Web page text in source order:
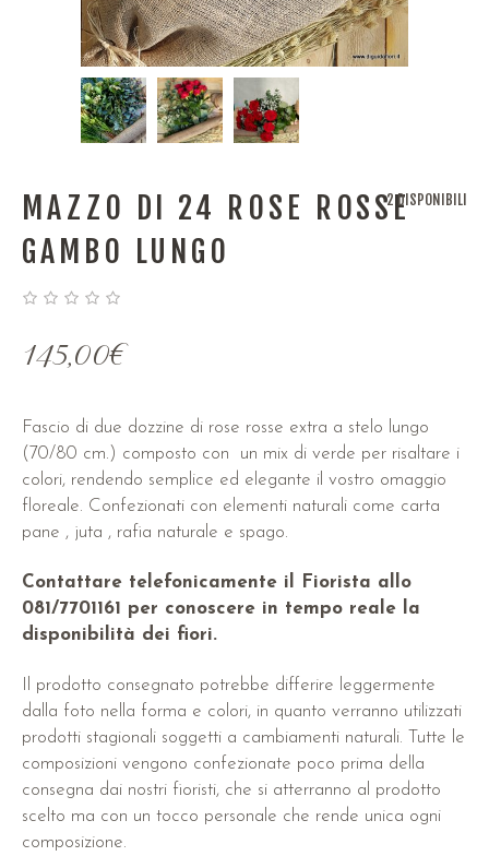
MAZZO DI 24 ROSE ROSSE
GAMBO LUNGO
145,00€
Fascio di due dozzine di rose rosse extra a stelo lungo
(70/80 cm.) composto con un mix di verde per risaltare i
colori, rendendo semplice ed elegante il vostro omaggio
floreale. Confezionati con elementi naturali come carta
pane , juta , rafia naturale e spago.
Contattare telefonicamente il Fiorista allo
081/7701161 per conoscere in tempo reale la
disponibilità dei fiori.
Il prodotto consegnato potrebbe differire leggermente
dalla foto nella forma e colori, in quanto verranno utilizzati
prodotti stagionali soggetti a cambiamenti naturali. Tutte le
composizioni vengono confezionate poco prima della
consegna dai nostri fioristi, che si atterranno al prodotto
scelto ma con un tocco personale che rende unica ogni
composizione.
2 DISPONIBILI